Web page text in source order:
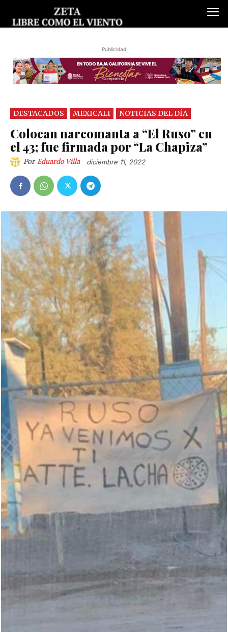
Publicidad
DESTACADOS MEXICALI NOTICIAS DEL DÍA
Colocan narcomanta a “El Ruso” en
el 43; fue firmada por “La Chapiza”
Por Eduardo Villa diciembre 11, 2022